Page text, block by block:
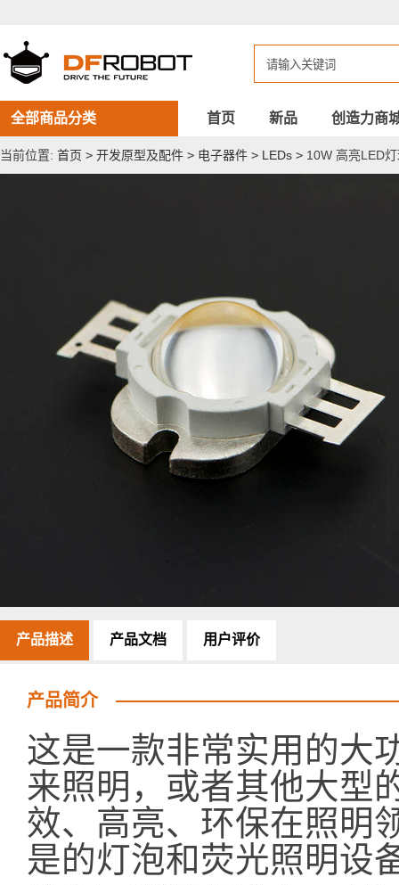
LED
灯
珠
暖
白
60
度
角
全部商品分类 首页 新品 创造力商
当前位置: 首页 > 开发原型及配件 > 电子器件 > LEDs > 10W 高亮LED
产品描述 产品文档 用户评价
产品简介
这是一款非常实用的大
来照明，或者其他大型
效、高亮、环保在照明
是的灯泡和荧光照明设